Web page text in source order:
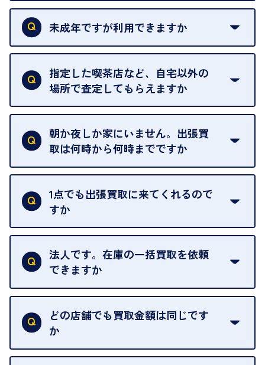
本人確認書類をご用意ください。ご利用になれる書
類はこちらをご確認ください。
未成年ですが利用できますか
18歳未満の方は、保護者の同意があってもご利用い
ただけません。
指定した喫茶店など、自宅以外の
場所で査定してもらえますか
ご自宅以外での査定はお引き受けできません。ご指
定のお店や、ほかのお客様への迷惑となることが考
えられるためです。
朝か夜しか家にいません。出張買
取は何時から何時までですか
ご訪問可能時間は、10時から19時です。
ただし、お品物の種類や量によっては対応させてい
ただくことがあります。
1点でも出張買取に来てくれるので
すか
はい。1点でもお伺いします。
法人です。在庫の一括買取を依頼
できますか
はい。喜んで承ります。出張買取をご利用くださ
い。
ご指定の場所にお伺いします。
どの店舗でも買取金額は同じです
か
はい。全店舗一律です。